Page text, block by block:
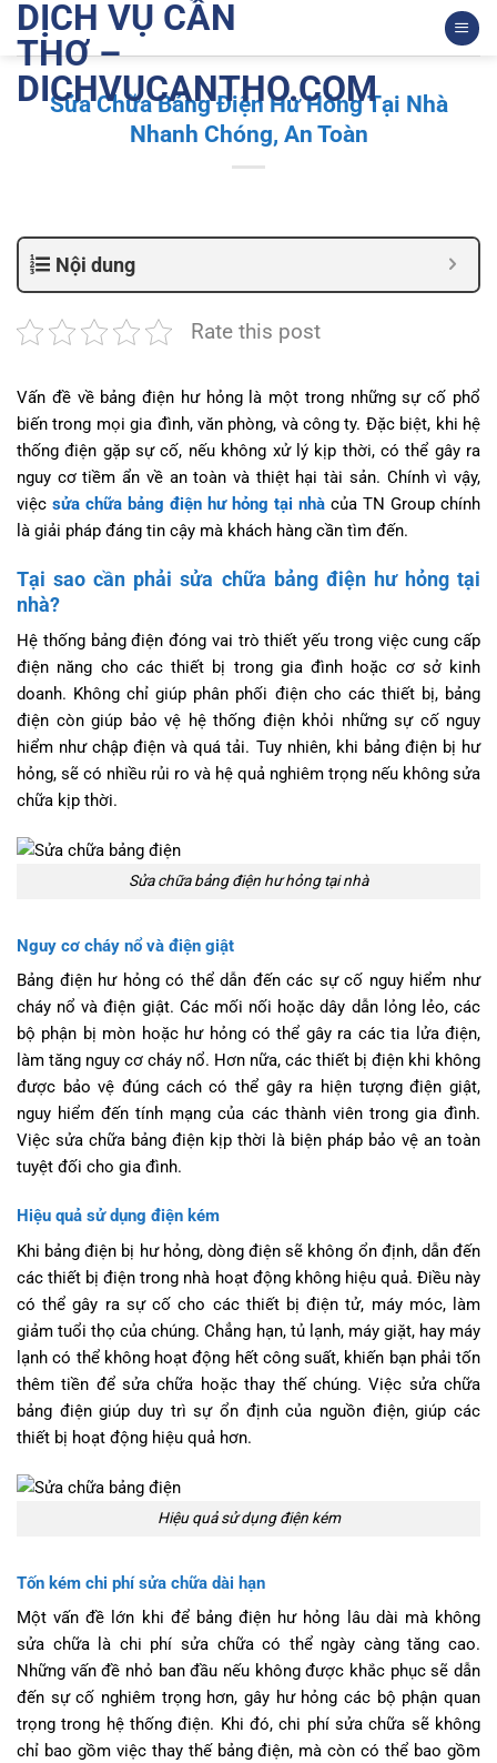
qua
dung
DỊCH VỤ CẦN
THƠ –
DICHVUCANTHO.COM
Sửa Chữa Bảng Điện Hư Hỏng Tại Nhà
Nhanh Chóng, An Toàn
Nội dung
Rate this post
Vấn đề về bảng điện hư hỏng là một trong những sự cố phổ
biến trong mọi gia đình, văn phòng, và công ty. Đặc biệt, khi hệ
thống điện gặp sự cố, nếu không xử lý kịp thời, có thể gây ra
nguy cơ tiềm ẩn về an toàn và thiệt hại tài sản. Chính vì vậy,
việc sửa chữa bảng điện hư hỏng tại nhà của TN Group chính
là giải pháp đáng tin cậy mà khách hàng cần tìm đến.
Tại sao cần phải sửa chữa bảng điện hư hỏng tại
nhà?
Hệ thống bảng điện đóng vai trò thiết yếu trong việc cung cấp
điện năng cho các thiết bị trong gia đình hoặc cơ sở kinh
doanh. Không chỉ giúp phân phối điện cho các thiết bị, bảng
điện còn giúp bảo vệ hệ thống điện khỏi những sự cố nguy
hiểm như chập điện và quá tải. Tuy nhiên, khi bảng điện bị hư
hỏng, sẽ có nhiều rủi ro và hệ quả nghiêm trọng nếu không sửa
chữa kịp thời.
Sửa chữa bảng điện hư hỏng tại nhà
Nguy cơ cháy nổ và điện giật
Bảng điện hư hỏng có thể dẫn đến các sự cố nguy hiểm như
cháy nổ và điện giật. Các mối nối hoặc dây dẫn lỏng lẻo, các
bộ phận bị mòn hoặc hư hỏng có thể gây ra các tia lửa điện,
làm tăng nguy cơ cháy nổ. Hơn nữa, các thiết bị điện khi không
được bảo vệ đúng cách có thể gây ra hiện tượng điện giật,
nguy hiểm đến tính mạng của các thành viên trong gia đình.
Việc sửa chữa bảng điện kịp thời là biện pháp bảo vệ an toàn
tuyệt đối cho gia đình.
Hiệu quả sử dụng điện kém
Khi bảng điện bị hư hỏng, dòng điện sẽ không ổn định, dẫn đến
các thiết bị điện trong nhà hoạt động không hiệu quả. Điều này
có thể gây ra sự cố cho các thiết bị điện tử, máy móc, làm
giảm tuổi thọ của chúng. Chẳng hạn, tủ lạnh, máy giặt, hay máy
lạnh có thể không hoạt động hết công suất, khiến bạn phải tốn
thêm tiền để sửa chữa hoặc thay thế chúng. Việc sửa chữa
bảng điện giúp duy trì sự ổn định của nguồn điện, giúp các
thiết bị hoạt động hiệu quả hơn.
Hiệu quả sử dụng điện kém
Tốn kém chi phí sửa chữa dài hạn
Một vấn đề lớn khi để bảng điện hư hỏng lâu dài mà không
sửa chữa là chi phí sửa chữa có thể ngày càng tăng cao.
Những vấn đề nhỏ ban đầu nếu không được khắc phục sẽ dẫn
đến sự cố nghiêm trọng hơn, gây hư hỏng các bộ phận quan
trọng trong hệ thống điện. Khi đó, chi phí sửa chữa sẽ không
chỉ bao gồm việc thay thế bảng điện, mà còn có thể bao gồm